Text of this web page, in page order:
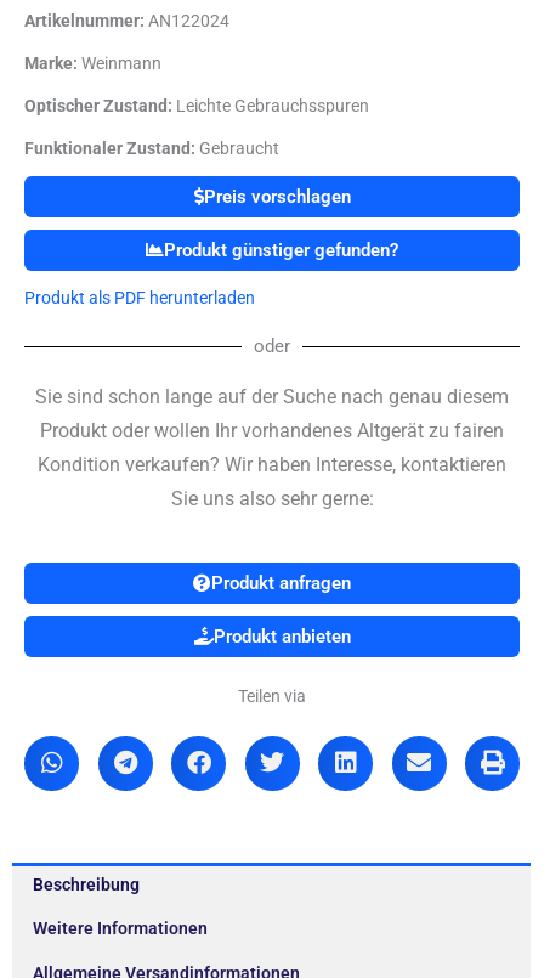
Artikelnummer: AN122024
Marke: Weinmann
Optischer Zustand: Leichte Gebrauchsspuren
Funktionaler Zustand: Gebraucht
Preis vorschlagen
Produkt günstiger gefunden?
Produkt als PDF herunterladen
oder
Sie sind schon lange auf der Suche nach genau diesem
Produkt oder wollen Ihr vorhandenes Altgerät zu fairen
Kondition verkaufen? Wir haben Interesse, kontaktieren
Sie uns also sehr gerne:
Produkt anfragen
Produkt anbieten
Teilen via
Beschreibung
Weitere Informationen
Allgemeine Versandinformationen